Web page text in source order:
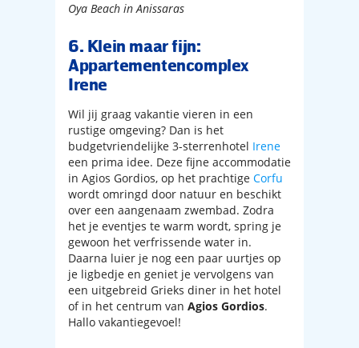
Oya Beach in Anissaras
6. Klein maar fijn:
Appartementencomplex
Irene
Wil jij graag vakantie vieren in een
rustige omgeving? Dan is het
budgetvriendelijke 3-sterrenhotel Irene
een prima idee. Deze fijne accommodatie
in Agios Gordios, op het prachtige Corfu
wordt omringd door natuur en beschikt
over een aangenaam zwembad. Zodra
het je eventjes te warm wordt, spring je
gewoon het verfrissende water in.
Daarna luier je nog een paar uurtjes op
je ligbedje en geniet je vervolgens van
een uitgebreid Grieks diner in het hotel
of in het centrum van Agios Gordios.
Hallo vakantiegevoel!